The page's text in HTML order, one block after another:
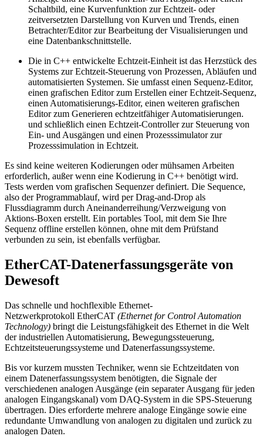
Schaltbild, eine Kurvenfunktion zur Echtzeit- oder
zeitversetzten Darstellung von Kurven und Trends, einen
Betrachter/Editor zur Bearbeitung der Visualisierungen und
eine Datenbankschnittstelle.
Die in C++ entwickelte Echtzeit-Einheit ist das Herzstück des
Systems zur Echtzeit-Steuerung von Prozessen, Abläufen und
automatisierten Systemen. Sie umfasst einen Sequenz-Editor,
einen grafischen Editor zum Erstellen einer Echtzeit-Sequenz,
einen Automatisierungs-Editor, einen weiteren grafischen
Editor zum Generieren echtzeitfähiger Automatisierungen.
und schließlich einen Echtzeit-Controller zur Steuerung von
Ein- und Ausgängen und einen Prozesssimulator zur
Prozesssimulation in Echtzeit.
Es sind keine weiteren Kodierungen oder mühsamen Arbeiten
erforderlich, außer wenn eine Kodierung in C++ benötigt wird.
Tests werden vom grafischen Sequenzer definiert. Die Sequence,
also der Programmablauf, wird per Drag-and-Drop als
Flussdiagramm durch Aneinanderreihung/Verzweigung von
Aktions-Boxen erstellt. Ein portables Tool, mit dem Sie Ihre
Sequenz offline erstellen können, ohne mit dem Prüfstand
verbunden zu sein, ist ebenfalls verfügbar.
EtherCAT-Datenerfassungsgeräte von
Dewesoft
Das schnelle und hochflexible Ethernet-
Netzwerkprotokoll EtherCAT (Ethernet for Control Automation
Technology) bringt die Leistungsfähigkeit des Ethernet in die Welt
der industriellen Automatisierung, Bewegungssteuerung,
Echtzeitsteuerungssysteme und Datenerfassungssysteme.
Bis vor kurzem mussten Techniker, wenn sie Echtzeitdaten von
einem Datenerfassungssystem benötigten, die Signale der
verschiedenen analogen Ausgänge (ein separater Ausgang für jeden
analogen Eingangskanal) vom DAQ-System in die SPS-Steuerung
übertragen. Dies erforderte mehrere analoge Eingänge sowie eine
redundante Umwandlung von analogen zu digitalen und zurück zu
analogen Daten.